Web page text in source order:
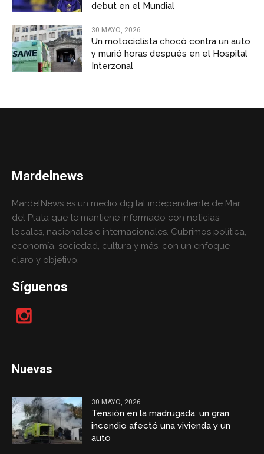
debut en el Mundial
30 MAYO, 2026
Un motociclista chocó contra un auto
y murió horas después en el Hospital
Interzonal
Mardelnews
MardelNews es un medio digital independiente de Mar
del Plata que te mantiene informado con noticias
locales, nacionales e internacionales. Cubrimos política,
economía, sociedad, cultura y más, con un enfoque
claro y objetivo.
Síguenos
Nuevas
30 MAYO, 2026
Tensión en la madrugada: un gran
incendio afectó una vivienda y un
auto